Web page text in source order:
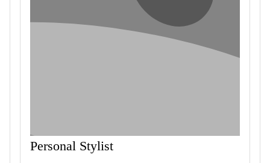
Personal Stylist